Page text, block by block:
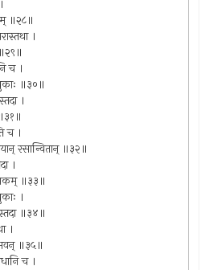
॥२८॥
।
च ।
॥३०॥
।
च ।
रसान्वितान् ॥३२॥
।
॥३३॥
।
॥३४॥
।
॥३५॥
च ।